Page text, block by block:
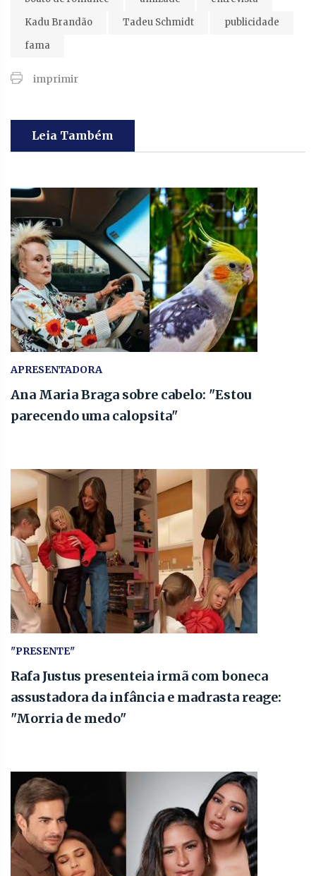
Kadu Brandão
Tadeu Schmidt
publicidade
fama
imprimir
Leia Também
APRESENTADORA
Ana Maria Braga sobre cabelo: "Estou
parecendo uma calopsita"
"PRESENTE"
Rafa Justus presenteia irmã com boneca
assustadora da infância e madrasta reage:
"Morria de medo"